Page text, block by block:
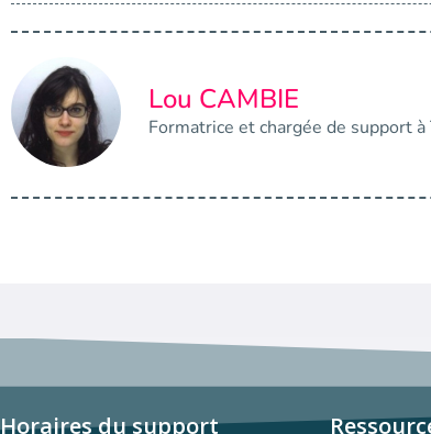
Lou CAMBIE
Formatrice et chargée de support
Horaires du support